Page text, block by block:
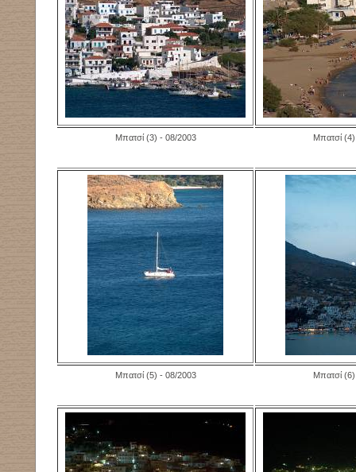
Μπατσί (3) - 08/2003 Μπατσί
Μπατσί (5) - 08/2003 Μπατσί